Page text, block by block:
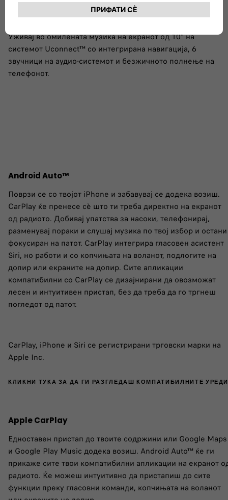
Паметна забава
Уживај во омилената музика на екранот од 10” на
системот Uconnect™ со интегрирана навигација, 6
звучници на аудио-системот и безжичното полнење на
телефонот.​
Android Auto™
Поврзи се со твојот iPhone и забавувај се додека возиш.
CarPlay ќе пренесе сè што ти треба директно на екранот
од радиото. Добивај упатства за насоки, телефонирај,
разменувај пораки и слушај музика по твој избор и остани
фокусиран на патот. CarPlay интегрира гласовен асистент
Siri, но работи и со копчињата на воланот, подлогите на
допир или екраните на допир. Сите апликации
компатибилни со CarPlay се дизајнирани да овозможат
лесен и интуитивен пристап, без да треба да го тргнеш
погледот од патот.
CarPlay, iPhone и Siri се регистрирани трговски марки на
Apple Inc.
КЛИКНИ ТУКА ЗА ДА ГИ РАЗГЛЕДАШ КОМПАТИБИЛНИТЕ
Apple CarPlay
Едноставен пристап до твоите содржини или Google Maps
и Google Play Music додека возиш. Android Auto™ ќе ги
прикаже сите твои компатибилни апликации на екранот
радиото. Ќе можеш интуитивно да пристапиш до сите
функции преку гласовни команди, копчињата на воланот